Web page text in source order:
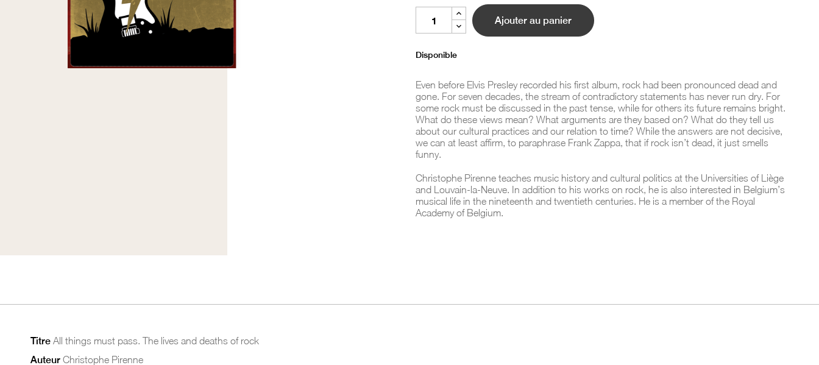
Ajouter au panier
Disponible
Even before Elvis Presley recorded his first album, rock had been pronounced dead and
gone. For seven decades, the stream of contradictory statements has never run dry. For
some rock must be discussed in the past tense, while for others its future remains bright.
What do these views mean? What arguments are they based on? What do they tell us
about our cultural practices and our relation to time? While the answers are not decisive,
we can at least affirm, to paraphrase Frank Zappa, that if rock isn’t dead, it just smells
funny.
Christophe Pirenne teaches music history and cultural politics at the Universities of Liège
and Louvain-la-Neuve. In addition to his works on rock, he is also interested in Belgium’s
musical life in the nineteenth and twentieth centuries. He is a member of the Royal
Academy of Belgium.
Titre All things must pass. The lives and deaths of rock
Auteur Christophe Pirenne